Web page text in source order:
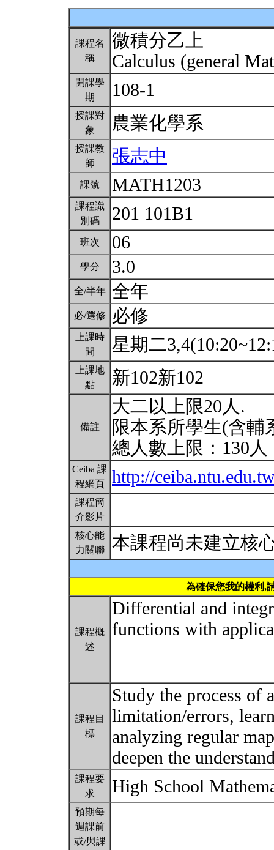
課程名
稱
微積分乙上
Calculus (general
開課學
期
108-1
授課對
象
農業化學系
授課教
師
張志中
課號 MATH1203
課程識
別碼
201 101B1
班次 06
學分 3.0
全/半年 全年
必/選修 必修
上課時
間
星期二
上課地
點
新102新102
備註
大二以上限20人.
限本系所學生(含輔
總人數上限：130人
Ceiba 課
程網頁
http://
課程簡
介影片
核心能
力關聯
本課程尚未建立核
為確保您我的權利,
課程概
述
Differential and
functions with
課程目
標
Study the process of
limitation/errors,
analyzing regular
deepen the
課程要
求
High School
預期每
週課前
或/與課